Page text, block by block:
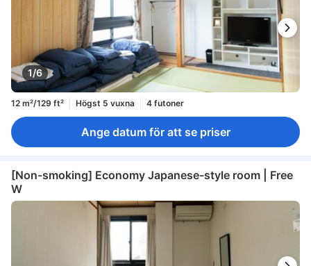
1/6
12 m²/129 ft² Högst 5 vuxna 4 futoner
Ange datum för att se priser
[Non-smoking] Economy Japanese-style room | Free
W